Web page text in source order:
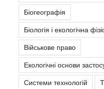
Біогеографія
Біологія і екологічна
Військове право
Екологічні основи
Системи технологій